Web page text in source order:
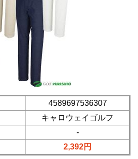
4589697536307
キャロウェイゴルフ
-
2,392円